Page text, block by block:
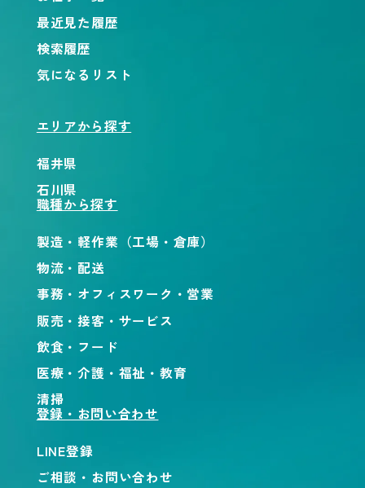
最近見た履歴
検索履歴
気になるリスト
エリアから探す
福井県
石川県
職種から探す
製造・軽作業（工場・倉庫）
物流・配送
事務・オフィスワーク・営業
販売・接客・サービス
飲食・フード
医療・介護・福祉・教育
清掃
登録・お問い合わせ
LINE登録
ご相談・お問い合わせ